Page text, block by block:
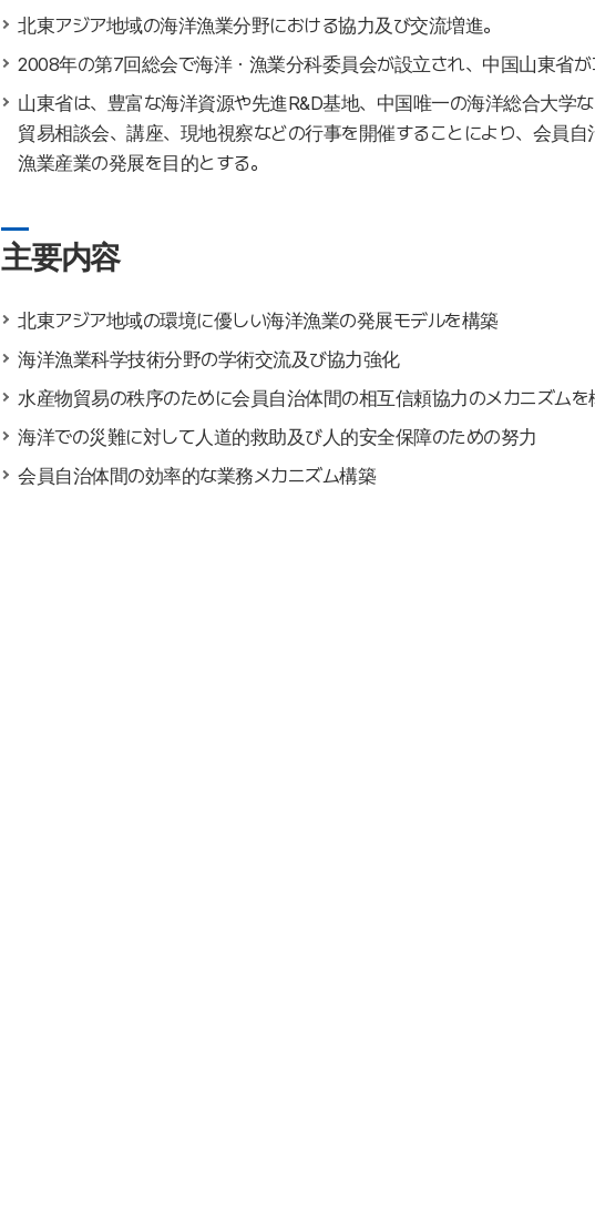
北東アジア地域の海洋漁業分野における協力及び交流増進。
2008年の第7回総会で海洋・漁業分科委員会が設立され、中国山東省が
山東省は、豊富な海洋資源や先進R&D基地、中国唯一の海洋総合大学
貿易相談会、講座、現地視察などの行事を開催することにより、会員
漁業産業の発展を目的とする。
主要内容
北東アジア地域の環境に優しい海洋漁業の発展モデルを構築
海洋漁業科学技術分野の学術交流及び協力強化
水産物貿易の秩序のために会員自治体間の相互信頼協力のメカニズムを
海洋での災難に対して人道的救助及び人的安全保障のための努力
会員自治体間の効率的な業務メカニズム構築